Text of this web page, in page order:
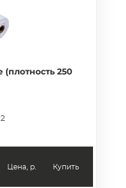
250
Цена, р. Купить